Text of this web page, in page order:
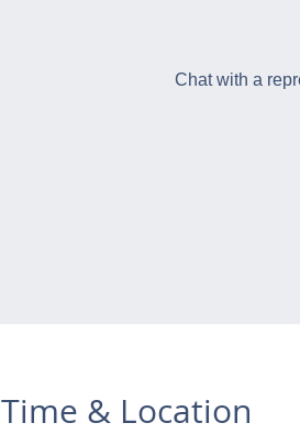
Chat with a
Time & Location